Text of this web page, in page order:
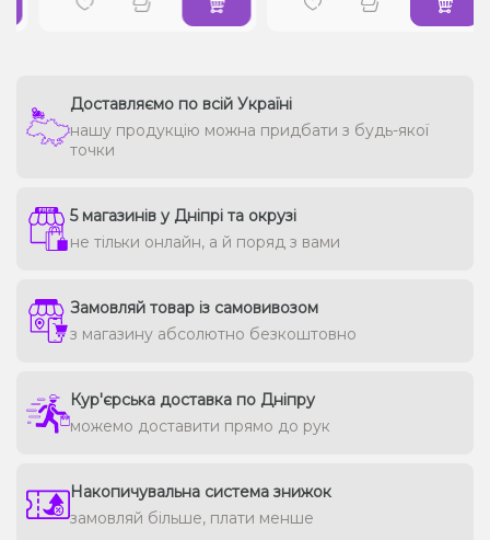
Доставляємо по всій Україні
нашу продукцію можна придбати з будь-якої
точки
5 магазинів у Дніпрі та окрузі
не тільки онлайн, а й поряд з вами
Замовляй товар із самовивозом
з магазину абсолютно безкоштовно
Кур'єрська доставка по Дніпру
можемо доставити прямо до рук
Накопичувальна система знижок
замовляй більше, плати менше